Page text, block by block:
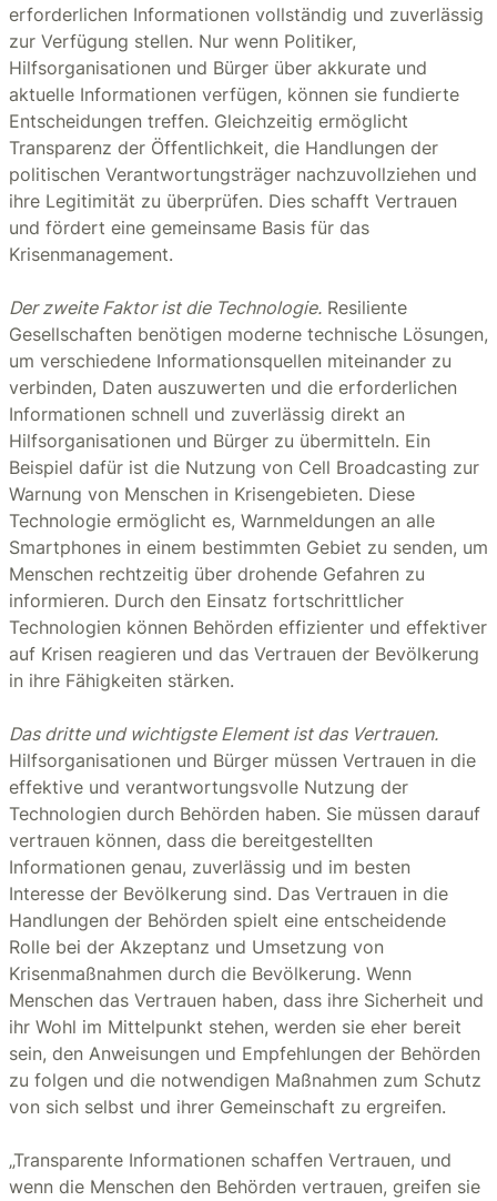
erforderlichen Informationen vollständig und zuverlässig
zur Verfügung stellen. Nur wenn Politiker,
Hilfsorganisationen und Bürger über akkurate und
aktuelle Informationen verfügen, können sie fundierte
Entscheidungen treffen. Gleichzeitig ermöglicht
Transparenz der Öffentlichkeit, die Handlungen der
politischen Verantwortungsträger nachzuvollziehen und
ihre Legitimität zu überprüfen. Dies schafft Vertrauen
und fördert eine gemeinsame Basis für das
Krisenmanagement.
Der zweite Faktor ist die Technologie. Resiliente
Gesellschaften benötigen moderne technische Lösungen,
um verschiedene Informationsquellen miteinander zu
verbinden, Daten auszuwerten und die erforderlichen
Informationen schnell und zuverlässig direkt an
Hilfsorganisationen und Bürger zu übermitteln. Ein
Beispiel dafür ist die Nutzung von Cell Broadcasting zur
Warnung von Menschen in Krisengebieten. Diese
Technologie ermöglicht es, Warnmeldungen an alle
Smartphones in einem bestimmten Gebiet zu senden, um
Menschen rechtzeitig über drohende Gefahren zu
informieren. Durch den Einsatz fortschrittlicher
Technologien können Behörden effizienter und effektiver
auf Krisen reagieren und das Vertrauen der Bevölkerung
in ihre Fähigkeiten stärken.
Das dritte und wichtigste Element ist das Vertrauen.
Hilfsorganisationen und Bürger müssen Vertrauen in die
effektive und verantwortungsvolle Nutzung der
Technologien durch Behörden haben. Sie müssen darauf
vertrauen können, dass die bereitgestellten
Informationen genau, zuverlässig und im besten
Interesse der Bevölkerung sind. Das Vertrauen in die
Handlungen der Behörden spielt eine entscheidende
Rolle bei der Akzeptanz und Umsetzung von
Krisenmaßnahmen durch die Bevölkerung. Wenn
Menschen das Vertrauen haben, dass ihre Sicherheit und
ihr Wohl im Mittelpunkt stehen, werden sie eher bereit
sein, den Anweisungen und Empfehlungen der Behörden
zu folgen und die notwendigen Maßnahmen zum Schutz
von sich selbst und ihrer Gemeinschaft zu ergreifen.
„Transparente Informationen schaffen Vertrauen, und
wenn die Menschen den Behörden vertrauen, greifen sie